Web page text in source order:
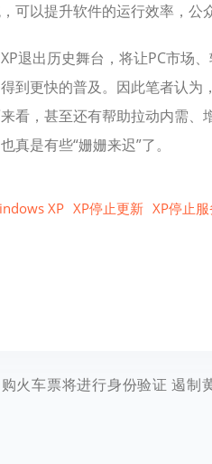
可以提升软件的运行效率，公
退出历史舞台，将让PC市场
到更快的普及。因此笔者认为
看，甚至还有帮助拉动内需、
真是有些“姗姗来迟”了。
XP XP停止更新 XP停止服
火车票将进行身份验证 遏制